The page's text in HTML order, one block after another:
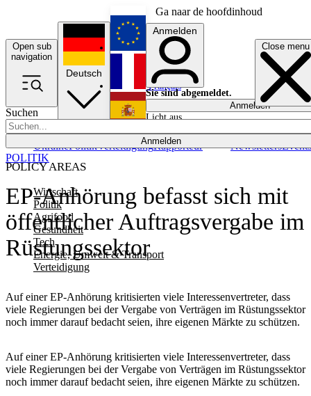
Ga naar de hoofdinhoud
Open sub
navigation
Close menu
Suchen
Anmelden
POLICY AREAS
Wirtschaft
Politik
Agrifood
Gesundheit
Tech
Energie, Umwelt & Transport
Verteidigung
UkrainePolitikVerteidigungRapporteur NewslettersEvents
Deutsch
English
Français
Anmelden
Sie sind abgemeldet.
Anmelden
Licht aus
EP-Anhörung befasst sich mit
öffentlicher Auftragsvergabe im
Rüstungssektor
Auf einer EP-Anhörung kritisierten viele Interessenvertreter, dass
viele Regierungen bei der Vergabe von Verträgen im Rüstungssektor
noch immer darauf bedacht seien, ihre eigenen Märkte zu schützen.
POLITIK
Auf einer EP-Anhörung kritisierten viele Interessenvertreter, dass
viele Regierungen bei der Vergabe von Verträgen im Rüstungssektor
noch immer darauf bedacht seien, ihre eigenen Märkte zu schützen.